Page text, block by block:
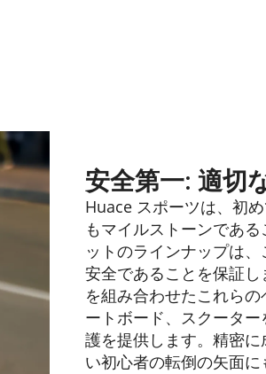
安全第一: 適切
Huace スポーツは、初
もマイルストーンであ
ットのラインナップは
安全であることを保証し
を組み合わせたこれら
ートボード、スクータ
護を提供します。精密
い初心者の転倒の矢面に